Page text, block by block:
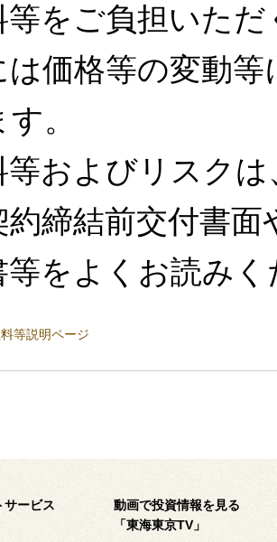
等をご負担いた
は価格等の変動
。
等およびリスク
約締結前交付書
等をよくお読みく
等説明ページ
サービス
動画で投資情報を見る
「東海東京TV」